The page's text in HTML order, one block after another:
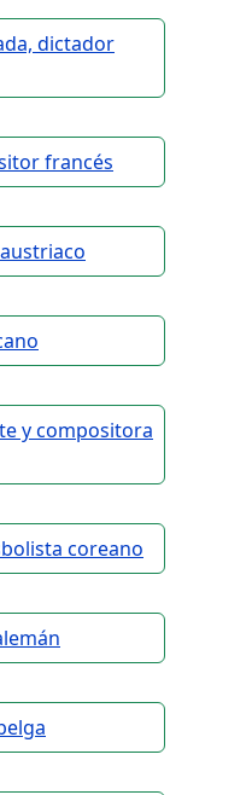
dictador
francés
y compositora
coreano